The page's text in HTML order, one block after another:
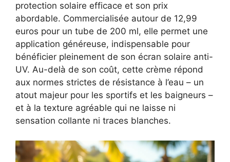
protection solaire efficace et son prix
abordable. Commercialisée autour de 12,99
euros pour un tube de 200 ml, elle permet une
application généreuse, indispensable pour
bénéficier pleinement de son écran solaire anti-
UV. Au-delà de son coût, cette crème répond
aux normes strictes de résistance à l’eau – un
atout majeur pour les sportifs et les baigneurs –
et à la texture agréable qui ne laisse ni
sensation collante ni traces blanches.